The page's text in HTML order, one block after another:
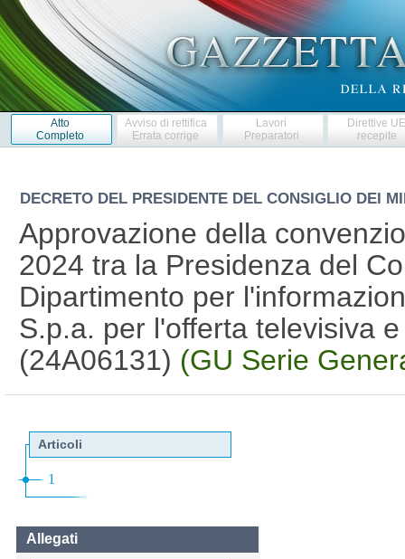
Atto
Completo
Avviso di rettifica
Errata corrige
Lavori
Preparatori
Direttive
recepite
DECRETO DEL PRESIDENTE DEL CONSIGLIO DEI
Approvazione della
2024 tra la Presidenza del
Dipartimento per
S.p.a. per l'offerta televisiva
(24A06131) (GU Serie